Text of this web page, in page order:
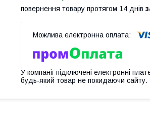
повернення товару протягом 14 днів
У компанії підключені електронні
будь-який товар не покидаючи сайту.